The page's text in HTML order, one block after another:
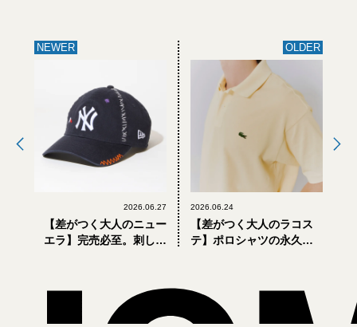
NEWER
2026.06.27
【差がつく大人のニュー
エラ】完売必至。刺し子
OLDER
2026.06.24
【差がつく大人のラコス
テ】ポロシャツの永久名
ったりフィットに更新